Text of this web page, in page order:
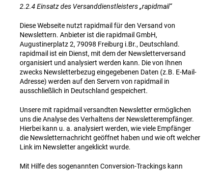
2.2.4 Einsatz des Versanddienstleisters „rapidmail“
Diese Webseite nutzt rapidmail für den Versand von
Newslettern. Anbieter ist die rapidmail GmbH,
Augustinerplatz 2, 79098 Freiburg i.Br., Deutschland.
rapidmail ist ein Dienst, mit dem der Newsletterversand
organisiert und analysiert werden kann. Die von Ihnen
zwecks Newsletterbezug eingegebenen Daten (z.B. E-Mail-
Adresse) werden auf den Servern von rapidmail in
ausschließlich in Deutschland gespeichert.
Unsere mit rapidmail versandten Newsletter ermöglichen
uns die Analyse des Verhaltens der Newsletterempfänger.
Hierbei kann u. a. analysiert werden, wie viele Empfänger
die Newsletternachricht geöffnet haben und wie oft welcher
Link im Newsletter angeklickt wurde.
Mit Hilfe des sogenannten Conversion-Trackings kann